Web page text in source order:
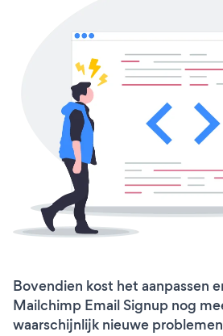
Bovendien kost het aanpassen
Mailchimp Email Signup nog
waarschijnlijk nieuwe